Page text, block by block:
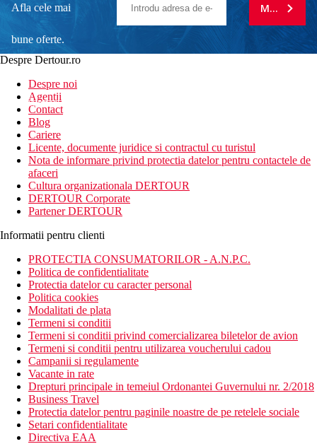
Afla cele mai
bune oferte.
newsletter!
MA
Despre Dertour.ro
Despre noi
Agentii
Contact
Blog
Cariere
Licente, documente juridice si contractul cu turistul
Nota de informare privind protectia datelor pentru contactele de
afaceri
Cultura organizationala DERTOUR
DERTOUR Corporate
Partener DERTOUR
Informatii pentru clienti
PROTECTIA CONSUMATORILOR - A.N.P.C.
Politica de confidentialitate
Protectia datelor cu caracter personal
Politica cookies
Modalitati de plata
Termeni si conditii
Termeni si conditii privind comercializarea biletelor de avion
Termeni si conditii pentru utilizarea voucherului cadou
Campanii si regulamente
Vacante in rate
Drepturi principale in temeiul Ordonantei Guvernului nr. 2/2018
Business Travel
Protectia datelor pentru paginile noastre de pe retelele sociale
Setari confidentialitate
Directiva EAA